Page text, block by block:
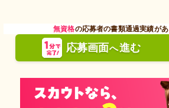
無資格の応募者の書類通過実績が
応募画面へ進む